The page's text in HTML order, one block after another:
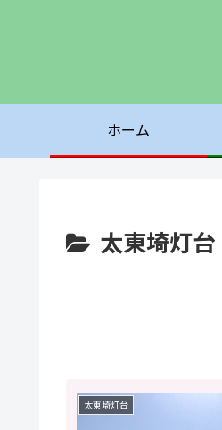
ホーム
太東埼灯台
太東埼灯台